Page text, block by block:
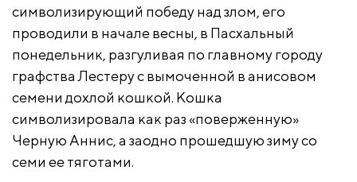
символизирующий победу над злом, его
проводили в начале весны, в Пасхальный
понедельник, разгуливая по главному городу
графства Лестеру с вымоченной в анисовом
семени дохлой кошкой. Кошка
символизировала как раз «поверженную»
Черную Аннис, а заодно прошедшую зиму со
семи ее тяготами.